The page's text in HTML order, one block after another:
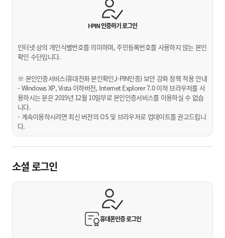
I-PIN 인증하기로그인
인터넷 상의 개인식별번호를 의미하며, 주민등록번호를 사용하지 않는 본인
확인 수단입니다.
※ 본인인증서비스(휴대전화 본인확인,I-PIN인증) 보안 강화 정책 적용 안내
- Windows XP, Vista 이하버전, Internet Explorer 7.0 이하 브라우저를 사
용하시는 분은 2019년 12월 10일부로 본인인증서비스를 이용하실 수 없습
니다.
- 계속이용하시려면 최신 버전의 OS 및 브라우저로 업데이트를 권고드립니
다.
소셜 로그인
휴대폰인증로그인